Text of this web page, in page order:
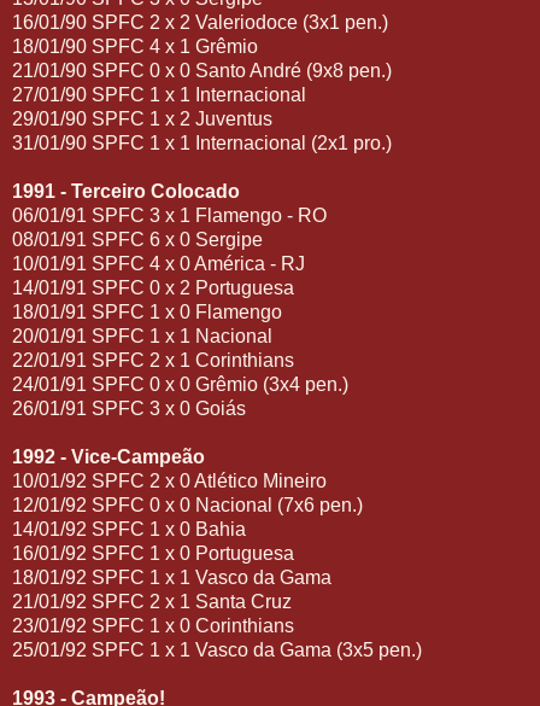
16/01/90 SPFC 2 x 2 Valeriodoce (3x1 pen.)
18/01/90 SPFC 4 x 1 Grêmio
21/01/90 SPFC 0 x 0 Santo André (9x8 pen.)
27/01/90 SPFC 1 x 1 Internacional
29/01/90 SPFC 1 x 2 Juventus
31/01/90 SPFC 1 x 1 Internacional (2x1 pro.)
1991 - Terceiro Colocado
06/01/91 SPFC 3 x 1 Flamengo - RO
08/01/91 SPFC 6 x 0 Sergipe
10/01/91 SPFC 4 x 0 América - RJ
14/01/91 SPFC 0 x 2 Portuguesa
18/01/91 SPFC 1 x 0 Flamengo
20/01/91 SPFC 1 x 1 Nacional
22/01/91 SPFC 2 x 1 Corinthians
24/01/91 SPFC 0 x 0 Grêmio (3x4 pen.)
26/01/91 SPFC 3 x 0 Goiás
1992 - Vice-Campeão
10/01/92 SPFC 2 x 0 Atlético Mineiro
12/01/92 SPFC 0 x 0 Nacional (7x6 pen.)
14/01/92 SPFC 1 x 0 Bahia
16/01/92 SPFC 1 x 0 Portuguesa
18/01/92 SPFC 1 x 1 Vasco da Gama
21/01/92 SPFC 2 x 1 Santa Cruz
23/01/92 SPFC 1 x 0 Corinthians
25/01/92 SPFC 1 x 1 Vasco da Gama (3x5 pen.)
1993 - Campeão!